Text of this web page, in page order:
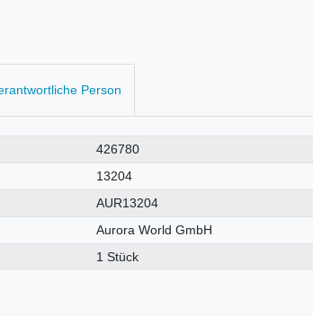
Person
426780
13204
AUR13204
Aurora World GmbH
1 Stück